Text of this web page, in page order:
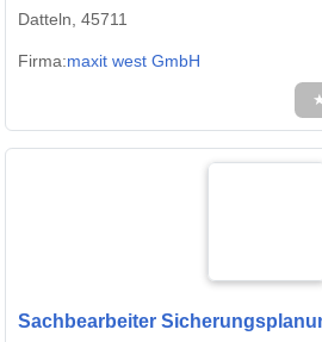
Datteln, 45711
Firma:maxit west GmbH
Sachbearbeiter